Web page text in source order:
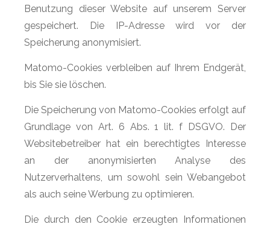
Benutzung dieser Website auf unserem Server
gespeichert. Die IP-Adresse wird vor der
Speicherung anonymisiert.
Matomo-Cookies verbleiben auf Ihrem Endgerät,
bis Sie sie löschen.
Die Speicherung von Matomo-Cookies erfolgt auf
Grundlage von Art. 6 Abs. 1 lit. f DSGVO. Der
Websitebetreiber hat ein berechtigtes Interesse
an der anonymisierten Analyse des
Nutzerverhaltens, um sowohl sein Webangebot
als auch seine Werbung zu optimieren.
Die durch den Cookie erzeugten Informationen